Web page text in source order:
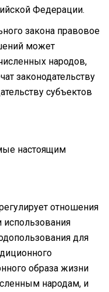
Федерации.
закона правовое
может
народов,
законодательству
субъектов
настоящим
отношения
использования
для
образа жизни
народам, и